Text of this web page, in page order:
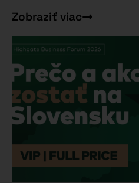
Zobraziť viac